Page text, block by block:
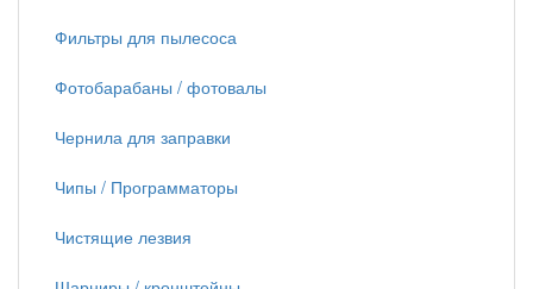
Фильтры для пылесоса
Фотобарабаны / фотовалы
Чернила для заправки
Чипы / Программаторы
Чистящие лезвия